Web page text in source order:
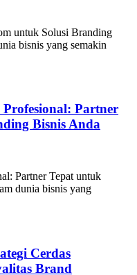
untuk Solusi Branding
bisnis yang semakin
Partner
Bisnis Anda
Partner Tepat untuk
dunia bisnis yang
Cerdas
Brand